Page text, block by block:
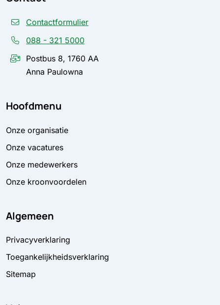
Contactformulier
088 - 321 5000
Postbus 8, 1760 AA
Anna Paulowna
Hoofdmenu
Onze organisatie
Onze vacatures
Onze medewerkers
Onze kroonvoordelen
Algemeen
Privacyverklaring
Toegankelijkheidsverklaring
Sitemap